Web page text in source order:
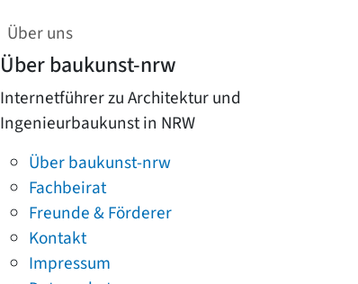
Über uns
Über baukunst-nrw
Internetführer zu Architektur und
Ingenieurbaukunst in NRW
Über baukunst-nrw
Fachbeirat
Freunde & Förderer
Kontakt
Impressum